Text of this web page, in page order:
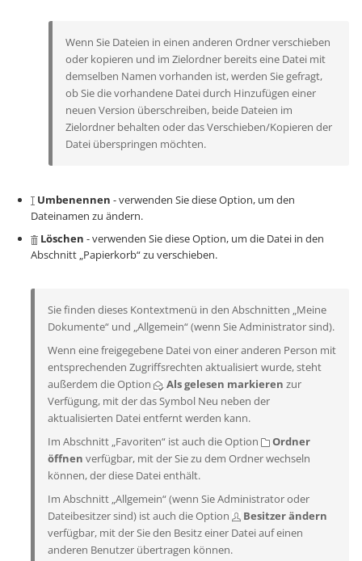
Wenn Sie Dateien in einen anderen Ordner verschieben
oder kopieren und im Zielordner bereits eine Datei mit
demselben Namen vorhanden ist, werden Sie gefragt,
ob Sie die vorhandene Datei durch Hinzufügen einer
neuen Version überschreiben, beide Dateien im
Zielordner behalten oder das Verschieben/Kopieren der
Datei überspringen möchten.
Umbenennen - verwenden Sie diese Option, um den
Dateinamen zu ändern.
Löschen - verwenden Sie diese Option, um die Datei in den
Abschnitt „Papierkorb“ zu verschieben.
Sie finden dieses Kontextmenü in den Abschnitten „Meine
Dokumente“ und „Allgemein“ (wenn Sie Administrator sind).
Wenn eine freigegebene Datei von einer anderen Person mit
entsprechenden Zugriffsrechten aktualisiert wurde, steht
außerdem die Option
Als gelesen markieren zur
Verfügung, mit der das Symbol Neu neben der
aktualisierten Datei entfernt werden kann.
Im Abschnitt „Favoriten“ ist auch die Option
Ordner
öffnen verfügbar, mit der Sie zu dem Ordner wechseln
können, der diese Datei enthält.
Im Abschnitt „Allgemein“ (wenn Sie Administrator oder
Dateibesitzer sind) ist auch die Option
Besitzer ändern
verfügbar, mit der Sie den Besitz einer Datei auf einen
anderen Benutzer übertragen können.